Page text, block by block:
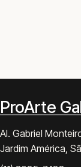
ProArte
Al. Gabriel
Jardim América,